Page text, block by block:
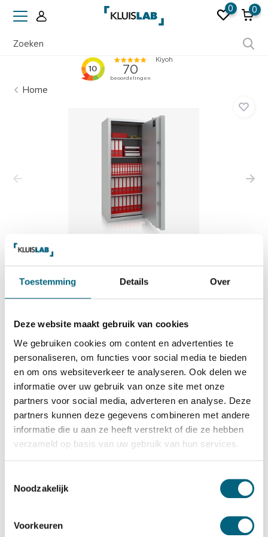
Toestemming Details Over
Deze website maakt gebruik van cookies
We gebruiken cookies om content en advertenties te
personaliseren, om functies voor social media te bieden
en om ons websiteverkeer te analyseren. Ook delen we
informatie over uw gebruik van onze site met onze
partners voor social media, adverteren en analyse. Deze
partners kunnen deze gegevens combineren met andere
informatie die u aan ze heeft verstrekt of die ze hebben
verzameld op basis van uw gebruik van hun services.
Noodzakelijk
Voorkeuren
0 0
Home
Qualis
Qualis IV size 7
5.626,-
Op voorraad
Bekijk de reviews
Private label officieel gecertificeerde inbraakwerende kluis
in de klasse 4 / grade IV / CEN 4 conform EN 1143-1.
Standaard uitgevoerd met een dubbelbaard sleutelslot,
optioneel te vervangen voor een electronisch codeslot....
Betrouwbaar & veilig betalen